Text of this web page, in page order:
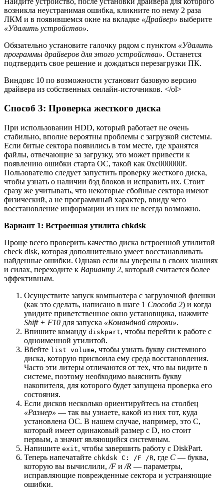
возникла неустранимая ошибка, кликните по нему 2 раза
ЛКМ и в появившемся окне на вкладке «Драйвер» выберите
«Удалить устройство».
Обязательно установите галочку рядом с пунктом «Удалить
программы драйверов для этого устройства». Останется
подтвердить свое решение и дождаться перезагрузки ПК.
Виндовс 10 по возможности установит базовую версию
драйвера из собственных онлайн-источников. </ol>
Способ 3: Проверка жесткого диска
При использовании HDD, который работает не очень
стабильно, вполне вероятны проблемы с загрузкой системы.
Если битые сектора появились в том месте, где хранятся
файлы, отвечающие за загрузку, это может привести к
появлению ошибки старта ОС, такой как 0xc000000f.
Пользователю следует запустить проверку жесткого диска,
чтобы узнать о наличии бэд блоков и исправить их. Стоит
сразу же учитывать, что некоторые сбойные сектора имеют
физический, а не программный характер, ввиду чего
восстановление информации из них не всегда возможно.
Вариант 1: Встроенная утилита chkdsk
Проще всего проверить качество диска встроенной утилитой
check disk, которая дополнительно умеет восстанавливать
найденные ошибки. Однако если вы уверены в своих знаниях
и силах, переходите к Варианту 2, который считается более
эффективным.
Осуществите запуск компьютера с загрузочной флешки
(как это сделать, написано в шаге 1 Способа 2) и когда
увидите приветственное окно установщика, нажмите
Shift + F10 для запуска «Командной строки».
Впишите команду diskpart, чтобы перейти к работе с
одноименной утилитой.
Вбейте list volume, чтобы узнать букву системного
диска, которую присвоила ему среда восстановления.
Часто эти литеры отличаются от тех, что вы видите в
системе, поэтому необходимо выяснить букву
накопителя, для которого будет запущена проверка его
состояния.
Если дисков несколько ориентируйтесь на столбец
«Размер» — так вы узнаете, какой из них тот, куда
установлена ОС. В нашем случае, например, это С,
который имеет одинаковый размер с D, но стоит
первым, а значит являющийся системным.
Напишите exit, чтобы завершить работу с DiskPart.
Теперь напечатайте chkdsk C: /F /R, где C — буква,
которую вы вычислили, /F и /R — параметры,
исправляющие поврежденные сектора и устраняющие
ошибки.